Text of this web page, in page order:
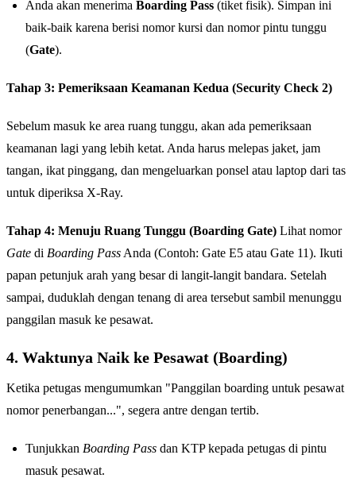
Anda akan menerima Boarding Pass (tiket fisik). Simpan ini
baik-baik karena berisi nomor kursi dan nomor pintu tunggu
(Gate).
Tahap 3: Pemeriksaan Keamanan Kedua (Security Check 2)
Sebelum masuk ke area ruang tunggu, akan ada pemeriksaan
keamanan lagi yang lebih ketat. Anda harus melepas jaket, jam
tangan, ikat pinggang, dan mengeluarkan ponsel atau laptop dari tas
untuk diperiksa X-Ray.
Tahap 4: Menuju Ruang Tunggu (Boarding Gate) Lihat nomor
Gate di Boarding Pass Anda (Contoh: Gate E5 atau Gate 11). Ikuti
papan petunjuk arah yang besar di langit-langit bandara. Setelah
sampai, duduklah dengan tenang di area tersebut sambil menunggu
panggilan masuk ke pesawat.
4. Waktunya Naik ke Pesawat (Boarding)
Ketika petugas mengumumkan "Panggilan boarding untuk pesawat
nomor penerbangan...", segera antre dengan tertib.
Tunjukkan Boarding Pass dan KTP kepada petugas di pintu
masuk pesawat.